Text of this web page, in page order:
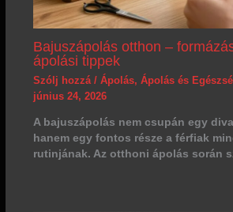
Bajuszápolás otthon –
ápolási tippek
Szólj hozzá / Ápolás, Ápolás és
június 24, 2026
A bajuszápolás nem csupán egy
hanem egy fontos része a férfiak
rutinjának. Az otthoni ápolás során